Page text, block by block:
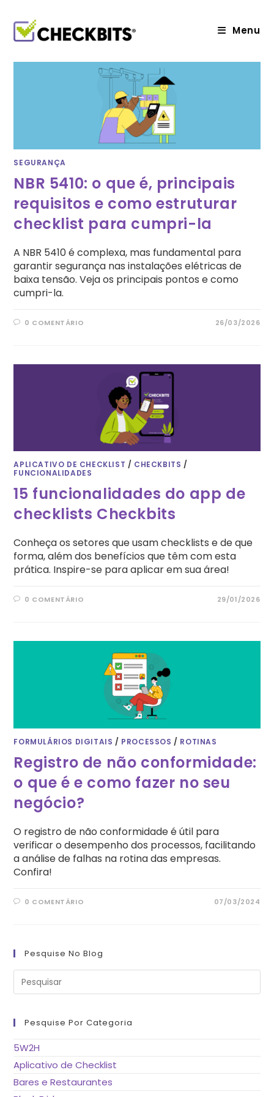
conteúdo
Menu
SEGURANÇA
NBR 5410: o que é, principais
requisitos e como estruturar
checklist para cumpri-la
A NBR 5410 é complexa, mas fundamental para
garantir segurança nas instalações elétricas de
baixa tensão. Veja os principais pontos e como
cumpri-la.
0 COMENTÁRIO 26/03/2026
APLICATIVO DE CHECKLIST / CHECKBITS /
FUNCIONALIDADES
15 funcionalidades do app de
checklists Checkbits
Conheça os setores que usam checklists e de que
forma, além dos benefícios que têm com esta
prática. Inspire-se para aplicar em sua área!
0 COMENTÁRIO 29/01/2026
FORMULÁRIOS DIGITAIS / PROCESSOS / ROTINAS
Registro de não conformidade:
o que é e como fazer no seu
negócio?
O registro de não conformidade é útil para
verificar o desempenho dos processos, facilitando
a análise de falhas na rotina das empresas.
Confira!
0 COMENTÁRIO 07/03/2024
Pesquise No Blog
Pesquise Por Categoria
5W2H
Aplicativo de Checklist
Bares e Restaurantes